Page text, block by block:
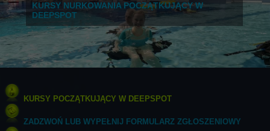
KURSY POCZĄTKUJĄCY W DEEPSPOT
ZADZWOŃ LUB WYPEŁNIJ FORMULARZ ZGŁOSZENIOWY
KURSY NURKOWANIA POCZĄTKUJĄCY W
DEEPSPOT